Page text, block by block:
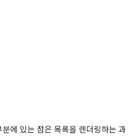
에 있는 점은 목록을 렌더링하는 과